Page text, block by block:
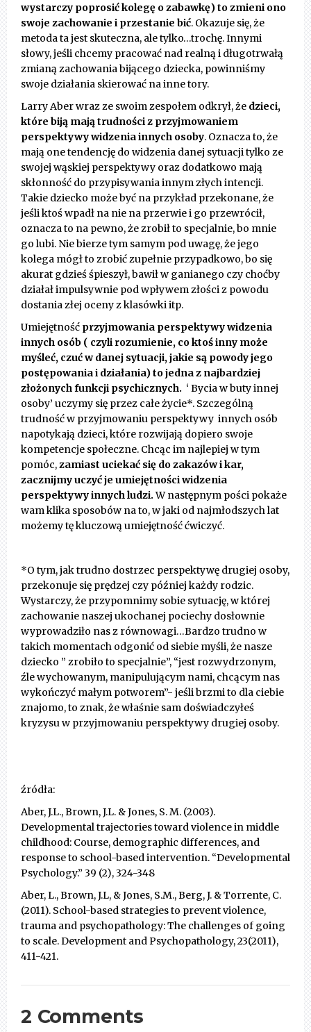
wystarczy poprosić kolegę o zabawkę) to zmieni ono
swoje zachowanie i przestanie bić. Okazuje się, że
metoda ta jest skuteczna, ale tylko…trochę. Innymi
słowy, jeśli chcemy pracować nad realną i długotrwałą
zmianą zachowania bijącego dziecka, powinniśmy
swoje działania skierować na inne tory.
Larry Aber wraz ze swoim zespołem odkrył, że dzieci,
które biją mają trudności z przyjmowaniem
perspektywy widzenia innych osoby. Oznacza to, że
mają one tendencję do widzenia danej sytuacji tylko ze
swojej wąskiej perspektywy oraz dodatkowo mają
skłonność do przypisywania innym złych intencji.
Takie dziecko może być na przykład przekonane, że
jeśli ktoś wpadł na nie na przerwie i go przewrócił,
oznacza to na pewno, że zrobił to specjalnie, bo mnie
go lubi. Nie bierze tym samym pod uwagę, że jego
kolega mógł to zrobić zupełnie przypadkowo, bo się
akurat gdzieś śpieszył, bawił w ganianego czy choćby
działał impulsywnie pod wpływem złości z powodu
dostania złej oceny z klasówki itp.
Umiejętność przyjmowania perspektywy widzenia
innych osób ( czyli rozumienie, co ktoś inny może
myśleć, czuć w danej sytuacji, jakie są powody jego
postępowania i działania) to jedna z najbardziej
złożonych funkcji psychicznych. ‘ Bycia w buty innej
osoby’ uczymy się przez całe życie*. Szczególną
trudność w przyjmowaniu perspektywy innych osób
napotykają dzieci, które rozwijają dopiero swoje
kompetencje społeczne. Chcąc im najlepiej w tym
pomóc,zamiast uciekać się do zakazów i kar,
zacznijmy uczyć je umiejętności widzenia
perspektywy innych ludzi.W następnym pości pokaże
wam klika sposobów na to, w jaki od najmłodszych lat
możemy tę kluczową umiejętność ćwiczyć.
*O tym, jak trudno dostrzec perspektywę drugiej osoby,
przekonuje się prędzej czy później każdy rodzic.
Wystarczy, że przypomnimy sobie sytuację, w której
zachowanie naszej ukochanej pociechy dosłownie
wyprowadziło nas z równowagi…Bardzo trudno w
takich momentach odgonić od siebie myśli, że nasze
dziecko ” zrobiło to specjalnie”, “jest rozwydrzonym,
źle wychowanym, manipulującym nami, chcącym nas
wykończyć małym potworem”- jeśli brzmi to dla ciebie
znajomo, to znak, że właśnie sam doświadczyłeś
kryzysu w przyjmowaniu perspektywy drugiej osoby.
źródła:
Aber, J.L., Brown, J.L. & Jones, S. M. (2003).
Developmental trajectories toward violence in middle
childhood: Course, demographic differences, and
response to school-based intervention. “Developmental
Psychology.” 39 (2), 324-348
Aber, L., Brown, J.L, & Jones, S.M., Berg, J. & Torrente, C.
(2011). School-based strategies to prevent violence,
trauma and psychopathology: The challenges of going
to scale. Development and Psychopathology, 23(2011),
411-421.
2 Comments